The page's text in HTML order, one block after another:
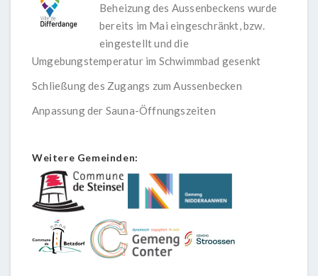
Beheizung des Aussenbeckens wurde
bereits im Mai eingeschränkt, bzw.
eingestellt und die
Umgebungstemperatur im Schwimmbad gesenkt
Schließung des Zugangs zum Aussenbecken
Anpassung der Sauna-Öffnungszeiten
Weitere Gemeinden: